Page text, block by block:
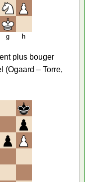
g h
plus bouger
(Ogaard – Torre,